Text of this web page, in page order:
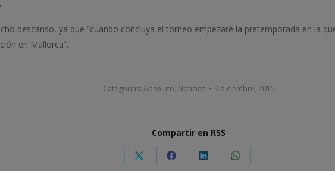
descanso, ya que “cuando concluya el torneo empezaré la pretemporada en la
en Mallorca”.
Categorías: Absoluto, Noticias 9 diciembre, 2015
Compartir en RSS
Share Share Share Share